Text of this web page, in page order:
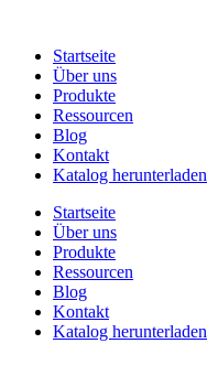
Startseite
Über uns
Produkte
Ressourcen
Blog
Kontakt
Katalog herunterladen
Startseite
Über uns
Produkte
Ressourcen
Blog
Kontakt
Katalog herunterladen